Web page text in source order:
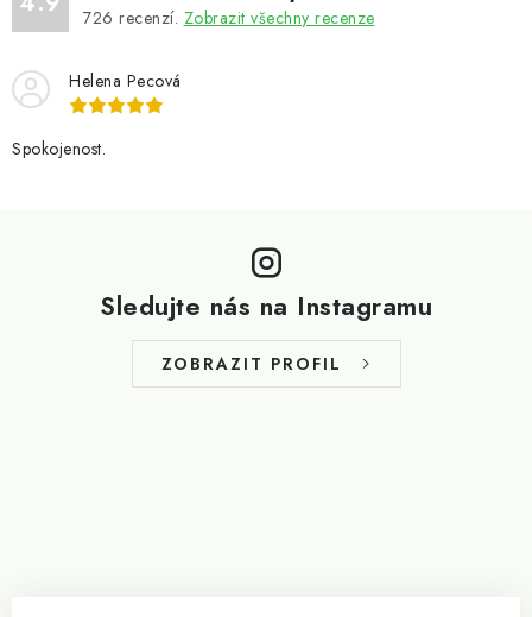
726 recenzí. Zobrazit všechny recenze
Helena Pecová
Spokojenost.
Sledujte nás na Instagramu
ZOBRAZIT PROFIL